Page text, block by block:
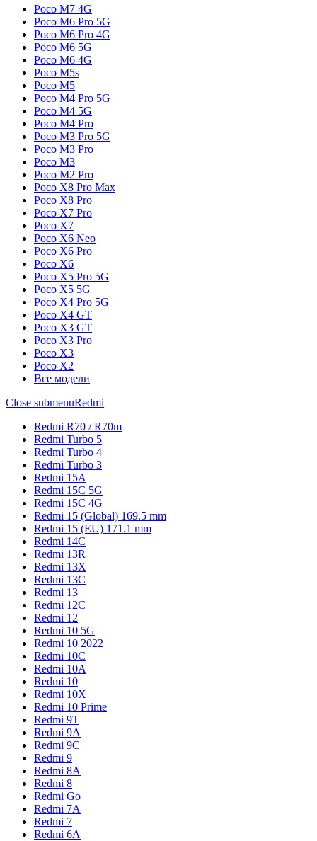
Poco M7 4G
Poco M6 Pro 5G
Poco M6 Pro 4G
Poco M6 5G
Poco M6 4G
Poco M5s
Poco M5
Poco M4 Pro 5G
Poco M4 5G
Poco M4 Pro
Poco M3 Pro 5G
Poco M3 Pro
Poco M3
Poco M2 Pro
Poco X8 Pro Max
Poco X8 Pro
Poco X7 Pro
Poco X7
Poco X6 Neo
Poco X6 Pro
Poco X6
Poco X5 Pro 5G
Poco X5 5G
Poco X4 Pro 5G
Poco X4 GT
Poco X3 GT
Poco X3 Pro
Poco X3
Poco X2
Все модели
Close submenuRedmi
Redmi R70 / R70m
Redmi Turbo 5
Redmi Turbo 4
Redmi Turbo 3
Redmi 15A
Redmi 15C 5G
Redmi 15C 4G
Redmi 15 (Global) 169.5 mm
Redmi 15 (EU) 171.1 mm
Redmi 14C
Redmi 13R
Redmi 13X
Redmi 13C
Redmi 13
Redmi 12C
Redmi 12
Redmi 10 5G
Redmi 10 2022
Redmi 10C
Redmi 10A
Redmi 10
Redmi 10X
Redmi 10 Prime
Redmi 9T
Redmi 9A
Redmi 9C
Redmi 9
Redmi 8A
Redmi 8
Redmi Go
Redmi 7A
Redmi 7
Redmi 6A